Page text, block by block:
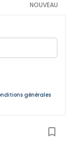
NOUVEAU
générales